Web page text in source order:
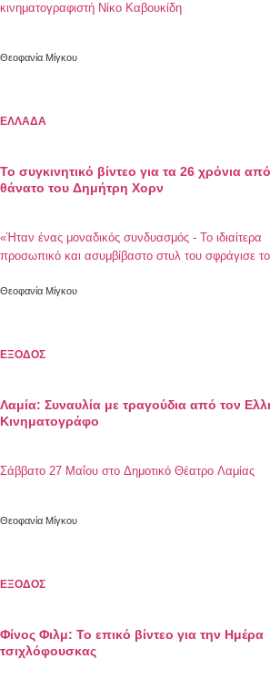
κινηματογραφιστή Νίκο Καβουκίδη
Θεοφανία Μίγκου
ΕΛΛΑΔΑ
Το συγκινητικό βίντεο για τα 26 χρόνια
θάνατο του Δημήτρη Χορν
«Ήταν ένας μοναδικός συνδυασμός - Το ιδιαίτερα
προσωπικό και ασυμβίβαστο στυλ του σφράγισε
Θεοφανία Μίγκου
ΕΞΟΔΟΣ
Λαμία: Συναυλία με τραγούδια από τον
Κινηματογράφο
Σάββατο 27 Μαΐου στο Δημοτικό Θέατρο Λαμίας
Θεοφανία Μίγκου
ΕΞΟΔΟΣ
Φίνος Φιλμ: Το επικό βίντεο για την Ημέρα
τσιχλόφουσκας